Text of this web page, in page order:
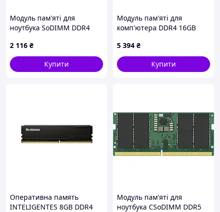
Модуль пам'яті для
ноутбука SoDIMM DDR4
Memory (GM24S17S8/8) —
Доступний
2 116 ₴
Купити
Модуль пам'яті для
комп'ютера DDR4 16GB
eXceleram
(EKBLACK4163216X) —
Доступний
5 394 ₴
Купити
Оперативна память
INTELIGENTES 8GB DDR4
Модуль пам'яті для
ноутбука CSoDIMM DDR5